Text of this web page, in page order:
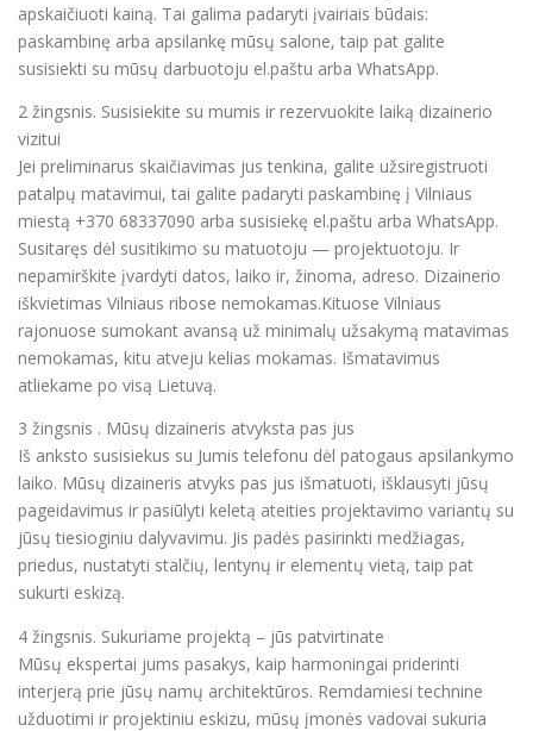
apskaičiuoti kainą. Tai galima padaryti įvairiais būdais:
paskambinę arba apsilankę mūsų salone, taip pat galite
susisiekti su mūsų darbuotoju el.paštu arba WhatsApp.
2 žingsnis. Susisiekite su mumis ir rezervuokite laiką dizainerio
vizitui
Jei preliminarus skaičiavimas jus tenkina, galite užsiregistruoti
patalpų matavimui, tai galite padaryti paskambinę į Vilniaus
miestą +370 68337090 arba susisiekę el.paštu arba WhatsApp.
Susitaręs dėl susitikimo su matuotoju — projektuotoju. Ir
nepamirškite įvardyti datos, laiko ir, žinoma, adreso. Dizainerio
iškvietimas Vilniaus ribose nemokamas.Kituose Vilniaus
rajonuose sumokant avansą už minimalų užsakymą matavimas
nemokamas, kitu atveju kelias mokamas. Išmatavimus
atliekame po visą Lietuvą.
3 žingsnis . Mūsų dizaineris atvyksta pas jus
Iš anksto susisiekus su Jumis telefonu dėl patogaus apsilankymo
laiko. Mūsų dizaineris atvyks pas jus išmatuoti, išklausyti jūsų
pageidavimus ir pasiūlyti keletą ateities projektavimo variantų su
jūsų tiesioginiu dalyvavimu. Jis padės pasirinkti medžiagas,
priedus, nustatyti stalčių, lentynų ir elementų vietą, taip pat
sukurti eskizą.
4 žingsnis. Sukuriame projektą – jūs patvirtinate
Mūsų ekspertai jums pasakys, kaip harmoningai priderinti
interjerą prie jūsų namų architektūros. Remdamiesi technine
užduotimi ir projektiniu eskizu, mūsų įmonės vadovai sukuria